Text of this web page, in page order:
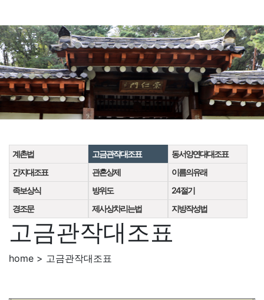
계촌법 고금관작대조표
동서양연대대조표
간지대조표
관혼상제
이름의유래
족보상식
방위도
24절기
경조문
제사상차리는법 지방작성법
고금관작대조표
home > 고금관작대조표